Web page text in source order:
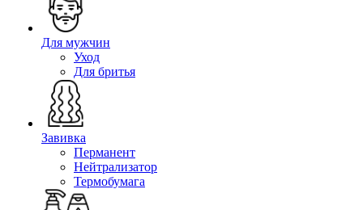
Для мужчин
Уход
Для бритья
Завивка
Перманент
Нейтрализатор
Термобумага